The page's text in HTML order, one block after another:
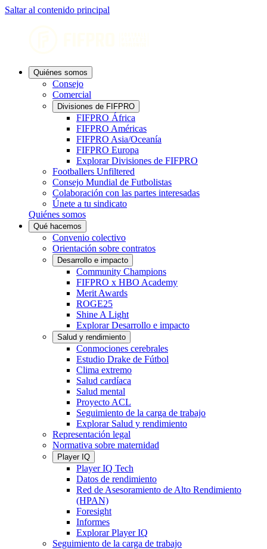
Saltar al contenido principal
Quiénes somos
Consejo
Comercial
Divisiones de FIFPRO
FIFPRO África
FIFPRO Américas
FIFPRO Asia/Oceanía
FIFPRO Europa
Explorar Divisiones de FIFPRO
Footballers Unfiltered
Consejo Mundial de Futbolistas
Colaboración con las partes interesadas
Únete a tu sindicato
Quiénes somos
Qué hacemos
Convenio colectivo
Orientación sobre contratos
Desarrollo e impacto
Community Champions
FIFPRO x HBO Academy
Merit Awards
ROGE25
Shine A Light
Explorar Desarrollo e impacto
Salud y rendimiento
Conmociones cerebrales
Estudio Drake de Fútbol
Clima extremo
Salud cardíaca
Salud mental
Proyecto ACL
Seguimiento de la carga de trabajo
Explorar Salud y rendimiento
Representación legal
Normativa sobre maternidad
Player IQ
Player IQ Tech
Datos de rendimiento
Red de Asesoramiento de Alto Rendimiento
(HPAN)
Foresight
Informes
Explorar Player IQ
Seguimiento de la carga de trabajo